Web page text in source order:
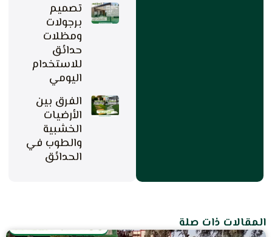
تصميم
برجولات
ومظلات
حدائق
للاستخدام
اليومي
الفرق بين
الأرضيات
الخشبية
والطوب في
الحدائق
المقالات ذات صلة